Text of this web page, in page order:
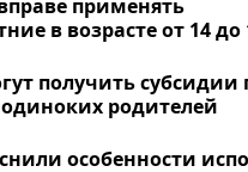
применять
в возрасте от 14 до
получить субсидии
одиноких родителей
особенности